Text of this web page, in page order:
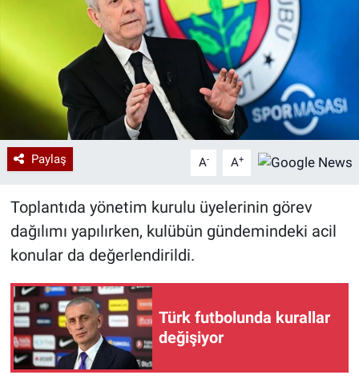
Paylaş A- A+
Toplantıda yönetim kurulu üyelerinin görev
dağılımı yapılırken, kulübün gündemindeki acil
konular da değerlendirildi.
Türk futbolunda kurallar
değişiyor
Erişim Bilgileri
Sağlık
Teknoloji
Ramazan